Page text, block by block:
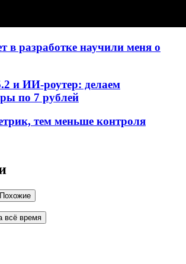
в разработке научили меня о
и ИИ-роутер: делаем
по 7 рублей
тем меньше контроля
Похожие
всё время